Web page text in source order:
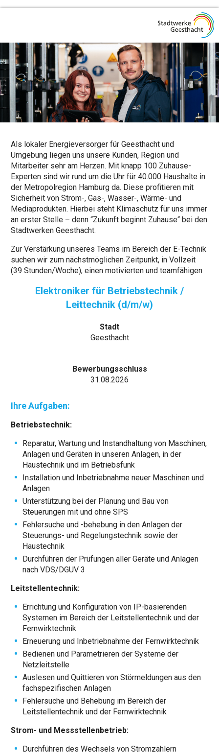
Als lokaler Energieversorger für Geesthacht und
Umgebung liegen uns unsere Kunden, Region und
Mitarbeiter sehr am Herzen. Mit knapp 100 Zuhause-
Experten sind wir rund um die Uhr für 40.000 Haushalte in
der Metropolregion Hamburg da. Diese profitieren mit
Sicherheit von Strom-, Gas-, Wasser-, Wärme- und
Mediaprodukten. Hierbei steht Klimaschutz für uns immer
an erster Stelle – denn “Zukunft beginnt Zuhause“ bei den
Stadtwerken Geesthacht.
Zur Verstärkung unseres Teams im Bereich der E-Technik
suchen wir zum nächstmöglichen Zeitpunkt, in Vollzeit
(39 Stunden/Woche), einen motivierten und teamfähigen
Elektroniker für Betriebstechnik /
Leittechnik (d/m/w)
Stadt
Geesthacht
Bewerbungsschluss
31.08.2026
Ihre Aufgaben:
Betriebstechnik:
Reparatur, Wartung und Instandhaltung von Maschinen,
Anlagen und Geräten in unseren Anlagen, in der
Haustechnik und im Betriebsfunk
Installation und Inbetriebnahme neuer Maschinen und
Anlagen
Unterstützung bei der Planung und Bau von
Steuerungen mit und ohne SPS
Fehlersuche und -behebung in den Anlagen der
Steuerungs- und Regelungstechnik sowie der
Haustechnik
Durchführen der Prüfungen aller Geräte und Anlagen
nach VDS/DGUV 3
Leitstellentechnik:
Errichtung und Konfiguration von IP-basierenden
Systemen im Bereich der Leitstellentechnik und der
Fernwirktechnik
Erneuerung und Inbetriebnahme der Fernwirktechnik
Bedienen und Parametrieren der Systeme der
Netzleitstelle
Auslesen und Quittieren von Störmeldungen aus den
fachspezifischen Anlagen
Fehlersuche und Behebung im Bereich der
Leitstellentechnik und der Fernwirktechnik
Strom- und Messstellenbetrieb:
Durchführen des Wechsels von Stromzählern